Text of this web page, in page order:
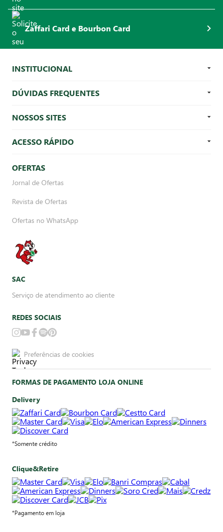
Zaffari Card e Bourbon Card
INSTITUCIONAL
DÚVIDAS FREQUENTES
NOSSOS SITES
ACESSO RÁPIDO
OFERTAS
Jornal de Ofertas
Revista de Ofertas
Ofertas no WhatsApp
SAC
Serviço de atendimento ao cliente
REDES SOCIAIS
Preferências de cookies
FORMAS DE PAGAMENTO LOJA ONLINE
Delivery
*Somente crédito
Clique&Retire
*Pagamento em loja